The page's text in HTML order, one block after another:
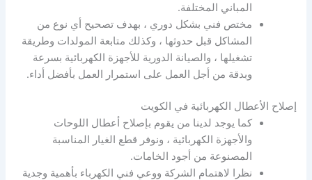
المباني المختلفة.
مختص فني بشكل دوري ، بهدف تصحيح أي نوع من
المشاكل قبل حدوثها ، وكذلك متابعة المولدات وطريقة
تشغيلها ، والصيانة الدورية للأجهزة الكهربائية بسرعة
وبدقة من أجل العمل على استمرار العمل بأفضل أداء.
إصلاح الأعطال الكهربائية في الكويت
كما يوجد لدينا من يقوم بإصلاح أعطال اللوحات
والأجهزة الكهربائية ، ونوفر قطع الغيار المناسبة
المصنوعة من أجود الخامات.
نظرا لاهتمام الشركة ووعي فني الكهرباء بأهمية وجدية